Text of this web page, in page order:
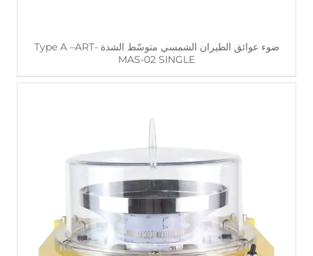
ضوء عوائق الطيران الشمسي متوسّط الشدة Type A –ART-
MAS-02 SINGLE
اقرأ أكثر